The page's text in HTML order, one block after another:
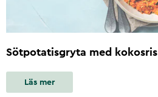
Sötpotatisgryta med kokosris
Läs mer